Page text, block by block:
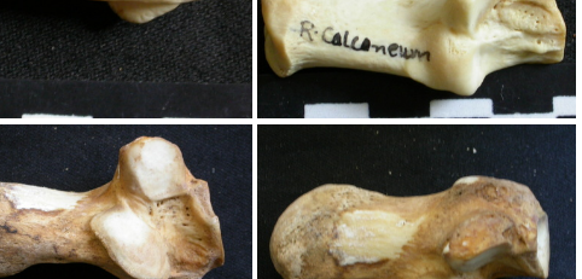
Calcanéus Calcanéus